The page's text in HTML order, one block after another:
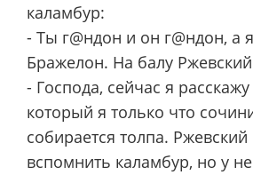
каламбур:
- Ты г@ндон и он г@ндон, а
Бражелон. На балу
- Господа, сейчас я
который я только что
собирается толпа. Ржевский
вспомнить каламбур, но у